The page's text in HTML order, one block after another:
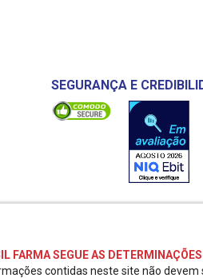
SEGURANÇA E
FARMA SEGUE AS
contidas neste site não